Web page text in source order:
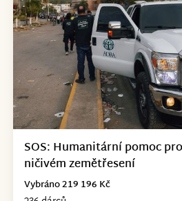
SOS: Humanitární pomoc
ničivém zemětřesení
Vybráno 219 196 Kč